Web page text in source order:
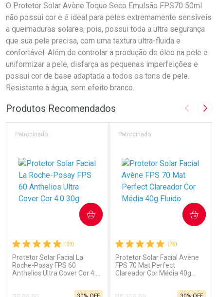
O Protetor Solar Avène Toque Seco Emulsão FPS70 50ml
não possui cor e é ideal para peles extremamente sensíveis
a queimaduras solares, pois, possui toda a ultra segurança
que sua pele precisa, com uma textura ultra-fluida e
confortável. Além de controlar a produção de óleo na pele e
uniformizar a pele, disfarça as pequenas imperfeições e
possui cor de base adaptada a todos os tons de pele.
Resistente à água, sem efeito branco.
Produtos Recomendados Imagem
(99)
Protetor Solar Facial La
Roche-Posay FPS 60
Anthelios Ultra Cover Cor 4.0
Patrocinado
COMPRAR
(76)
Protetor Solar Facial Avène
FPS 70 Mat Perfect
Clareador Cor Média 40g
Patrocinado
COMPRAR